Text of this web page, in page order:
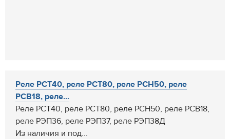
Реле РСТ40, реле РСТ80, реле РСН50, реле
РСВ18, реле...
Реле РСТ40, реле РСТ80, реле РСН50, реле РСВ18,
реле РЭП36, реле РЭП37, реле РЭП38Д
Из наличия и под...